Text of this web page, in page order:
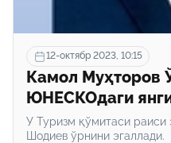
12-октябр 2023, 10:15
Камол Муҳторов
ЮНЕСКОдаги
бўлди
У Туризм қўмитаси раиси
Шодиев ўрнини эгаллади.